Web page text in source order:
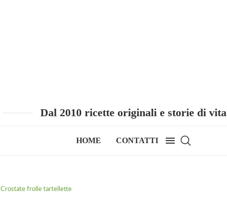
Dal 2010 ricette originali e storie di vita
HOME CONTATTI
Crostate frolle tartellette